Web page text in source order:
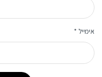
אימייל *